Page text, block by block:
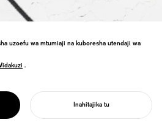
mitambo na muundo—kupata uzuri katika
upinzani na usawa.
uzoefu wa mtumiaji na kuboresha utendaji wa
.
Inahitajika tu